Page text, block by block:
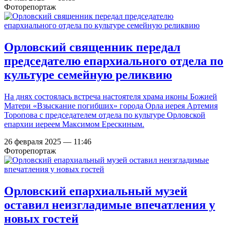
Фоторепортаж
Орловский священник передал
председателю епархиального отдела по
культуре семейную реликвию
На днях состоялась встреча настоятеля храма иконы Божией
Матери «Взыскание погибших» города Орла иерея Артемия
Торопова с председателем отдела по культуре Орловской
епархии иереем Максимом Ерескиным.
26 февраля 2025 — 11:46
Фоторепортаж
Орловский епархиальный музей
оставил неизгладимые впечатления у
новых гостей